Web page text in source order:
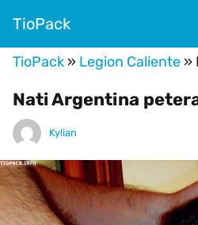
TioPack
TioPack » Legion Caliente »
Nati Argentina
Kylian